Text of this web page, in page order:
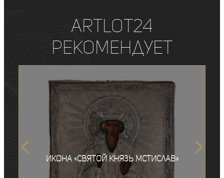
ArtLot24
рекомендует
Икона «Святой князь Мстислав»